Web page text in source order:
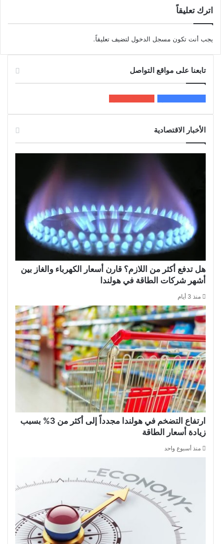
اترك تعليقاً
يجب أنت تكون مسجل الدخول لتضيف تعليقاً.
تابعنا على مواقع التواصل
الأخبار الاقتصادية
هل تدفع أكثر من اللازم؟ قارن أسعار الكهرباء والغاز بين
أشهر شركات الطاقة في هولندا
منذ 3 أيام
ارتفاع التضخم في هولندا مجدداً إلى أكثر من 3% بسبب
زيادة أسعار الطاقة
منذ أسبوع واحد